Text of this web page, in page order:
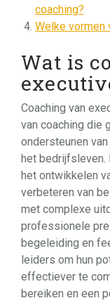
coaching?
Welke vormen
Wat is
Coaching van
van coaching die
ondersteunen
het bedrijfsleven.
het ontwikkelen
verbeteren van
met complexe
professionele
begeleiding en
leiders om hun
effectiever te
bereiken en een